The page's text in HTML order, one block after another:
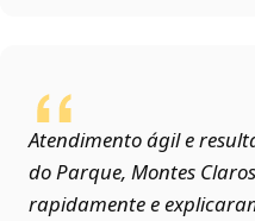
Atendimento ágil e
do Parque, Montes
rapidamente e